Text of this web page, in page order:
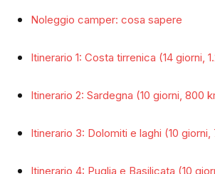
Noleggio camper: cosa sapere
Itinerario 1: Costa tirrenica (14 giorni,
Itinerario 2: Sardegna (10 giorni, 800
Itinerario 3: Dolomiti e laghi (10 giorni,
Itinerario 4: Puglia e Basilicata (10